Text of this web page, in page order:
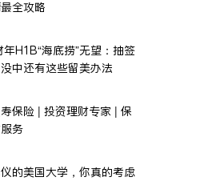
全攻略
H1B“海底捞”无望：抽签
中还有这些留美办法
保险 | 投资理财专家 | 保
务
的美国大学，你真的考虑